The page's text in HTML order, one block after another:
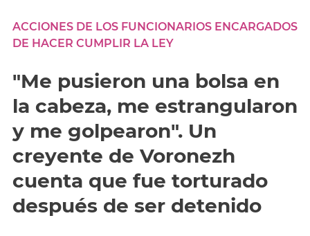
ACCIONES DE LOS FUNCIONARIOS ENCARGADOS
DE HACER CUMPLIR LA LEY
"Me pusieron una bolsa en
la cabeza, me estrangularon
y me golpearon". Un
creyente de Voronezh
cuenta que fue torturado
después de ser detenido